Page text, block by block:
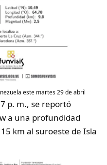
este martes 29 de abril
p. m., se reportó
a una profundidad
km al suroeste de Isla